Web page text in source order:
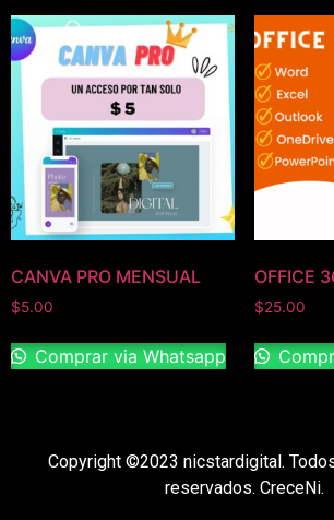
CANVA PRO MENSUAL
$5.00
Comprar via Whatsapp
OFFICE
$25.00
Copyright ©2023 nicstardigital.
reservados. CreceNi.